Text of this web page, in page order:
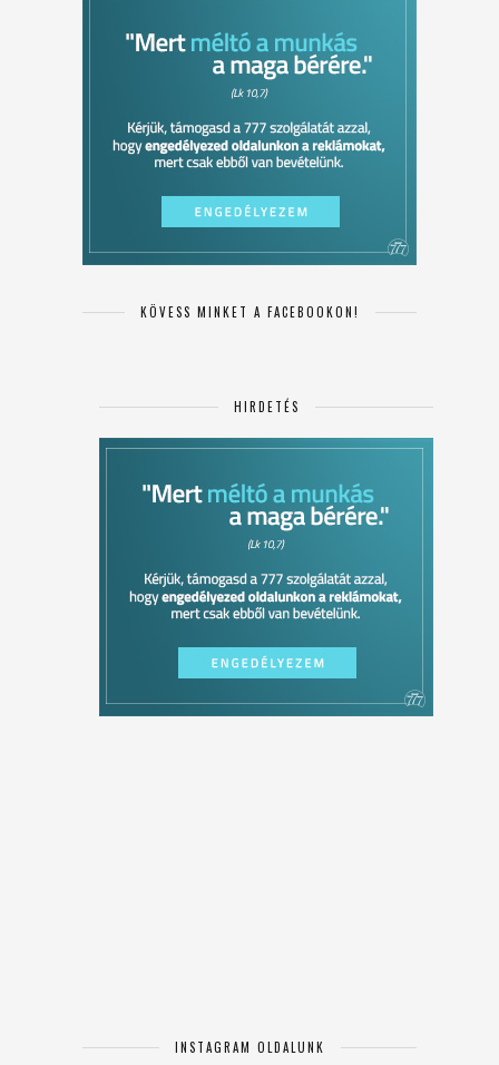
KÖVESS MINKET A FACEBOOKON!
HIRDETÉS
INSTAGRAM OLDALUNK